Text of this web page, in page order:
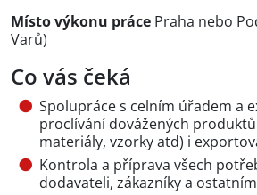
Místo výkonu práce Praha nebo
Varů)
Co vás čeká
Spolupráce s celním úřadem a
proclívání dovážených
materiály, vzorky atd) i
Kontrola a příprava všech
dodavateli, zákazníky a